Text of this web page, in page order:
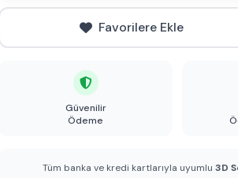
Favorilere Ekle
Güvenilir
Ödeme
Tüm banka ve kredi kartlarıyla uyumlu 3D